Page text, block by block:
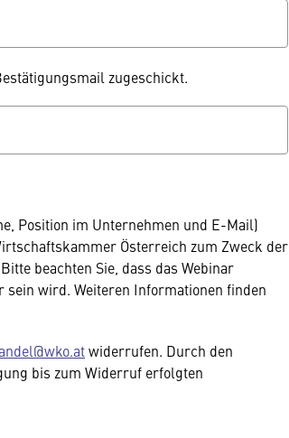
zugeschickt.
Position im Unternehmen und E-Mail)
Österreich zum Zweck der
beachten Sie, dass das Webinar
wird. Weiteren Informationen finden
widerrufen. Durch den
bis zum Widerruf erfolgten